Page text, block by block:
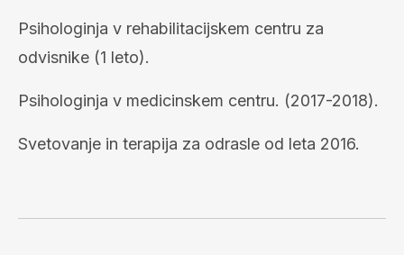
Psihologinja v rehabilitacijskem centru za
odvisnike (1 leto).
Psihologinja v medicinskem centru. (2017-2018).
Svetovanje in terapija za odrasle od leta 2016.